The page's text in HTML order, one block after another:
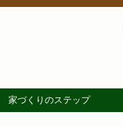
家づくりのステップ